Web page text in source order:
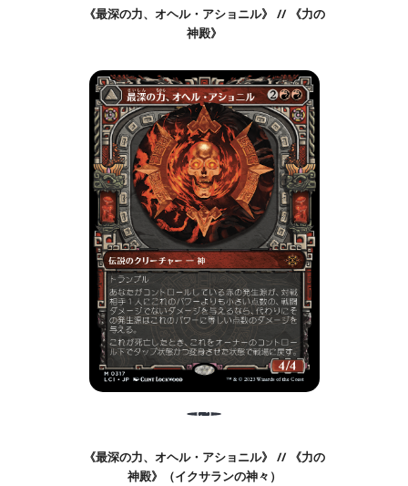
《最深の力、オヘル・アショニル》 // 《力の
神殿》
《最深の力、オヘル・アショニル》 // 《力の
神殿》（イクサランの神々）